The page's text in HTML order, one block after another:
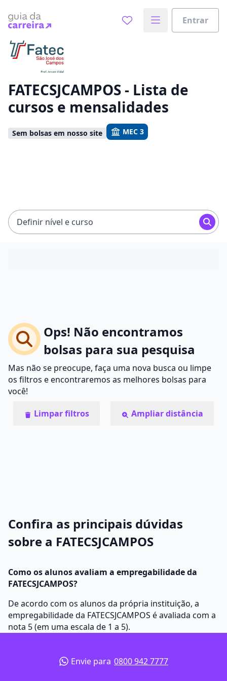
Entrar
Vamos te guiar no caminho ideal para seus estudos
FATECSJCAMPOS - Lista de
cursos e mensalidades
Sem bolsas em nosso site MEC 3
Definir nível e curso
Ops! Não encontramos
bolsas para sua pesquisa
Mas não se preocupe, faça uma nova busca ou limpe
os filtros e encontraremos as melhores bolsas para
você!
Limpar filtros
Ampliar distância
Confira as principais dúvidas
sobre a FATECSJCAMPOS
Como os alunos avaliam a empregabilidade da
FATECSJCAMPOS?
De acordo com os alunos da própria instituição, a
empregabilidade da FATECSJCAMPOS é avaliada com a
nota 5 (em uma escala de 1 a 5).
Envie para 0800 942 7777